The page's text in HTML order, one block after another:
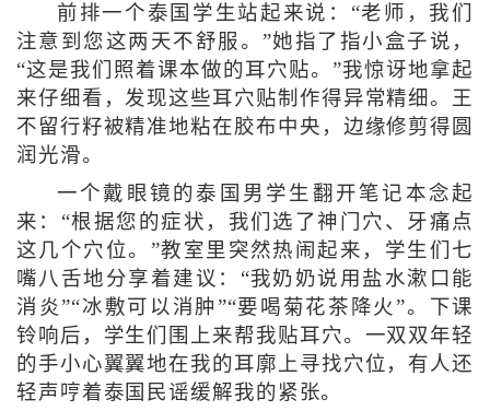
前排一个泰国学生站起来说：“老师，我们
注意到您这两天不舒服。”她指了指小盒子说，
“这是我们照着课本做的耳穴贴。”我惊讶地拿起
来仔细看，发现这些耳穴贴制作得异常精细。王
不留行籽被精准地粘在胶布中央，边缘修剪得圆
润光滑。
一个戴眼镜的泰国男学生翻开笔记本念起
来：“根据您的症状，我们选了神门穴、牙痛点
这几个穴位。”教室里突然热闹起来，学生们七
嘴八舌地分享着建议：“我奶奶说用盐水漱口能
消炎”“冰敷可以消肿”“要喝菊花茶降火”。下课
铃响后，学生们围上来帮我贴耳穴。一双双年轻
的手小心翼翼地在我的耳廓上寻找穴位，有人还
轻声哼着泰国民谣缓解我的紧张。